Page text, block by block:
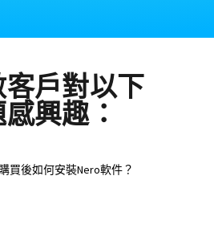
戶對以下
興趣：
買後如何安裝Nero軟件？